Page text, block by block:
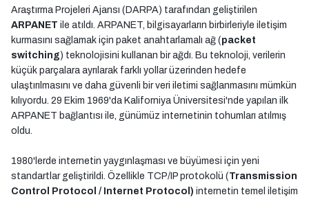
Araştırma Projeleri Ajansı (DARPA) tarafından geliştirilen
ARPANET ile atıldı. ARPANET, bilgisayarların birbirleriyle iletişim
kurmasını sağlamak için paket anahtarlamalı ağ (packet
switching) teknolojisini kullanan bir ağdı. Bu teknoloji, verilerin
küçük parçalara ayrılarak farklı yollar üzerinden hedefe
ulaştırılmasını ve daha güvenli bir veri iletimi sağlanmasını mümkün
kılıyordu. 29 Ekim 1969'da Kaliforniya Üniversitesi'nde yapılan ilk
ARPANET bağlantısı ile, günümüz internetinin tohumları atılmış
oldu.
1980'lerde internetin yaygınlaşması ve büyümesi için yeni
standartlar geliştirildi. Özellikle TCP/IP protokolü (Transmission
Control Protocol / Internet Protocol) internetin temel iletişim